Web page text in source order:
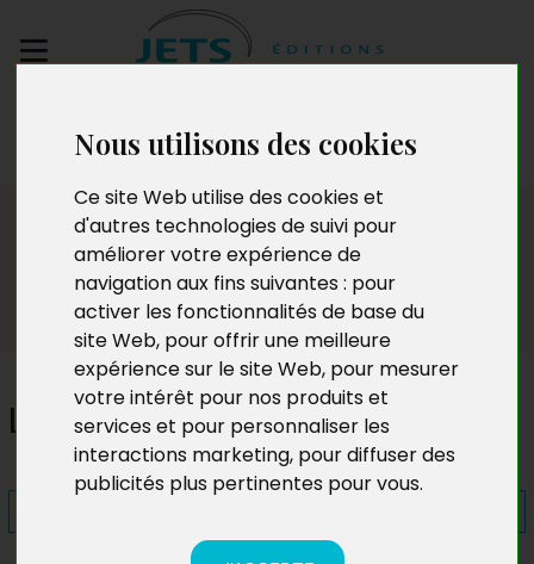
Nous utilisons des cookies
Ce site Web utilise des cookies et
d'autres technologies de suivi pour
améliorer votre expérience de
navigation aux fins suivantes : pour
activer les fonctionnalités de base du
site Web, pour offrir une meilleure
expérience sur le site Web, pour mesurer
votre intérêt pour nos produits et
services et pour personnaliser les
interactions marketing, pour diffuser des
publicités plus pertinentes pour vous.
manuscrit
Presse
Le Sérum